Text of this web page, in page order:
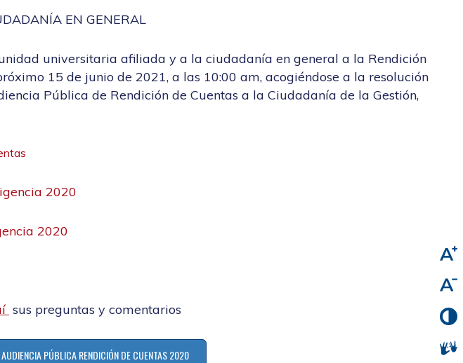
EN GENERAL
universitaria afiliada y a la ciudadanía en general a la Rendición
15 de junio de 2021, a las 10:00 am, acogiéndose a la resolución
Pública de Rendición de Cuentas a la Ciudadanía de la Gestión,
2020
2020
sus preguntas y comentarios
PÚBLICA RENDICIÓN DE CUENTAS 2020